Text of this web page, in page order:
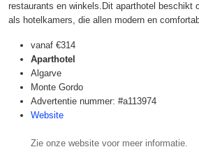
restaurants en winkels.Dit aparthotel beschikt
als hotelkamers, die allen modern en
vanaf €314
Aparthotel
Algarve
Monte Gordo
Advertentie nummer: #a113974
Website
Zie onze website voor meer informatie.